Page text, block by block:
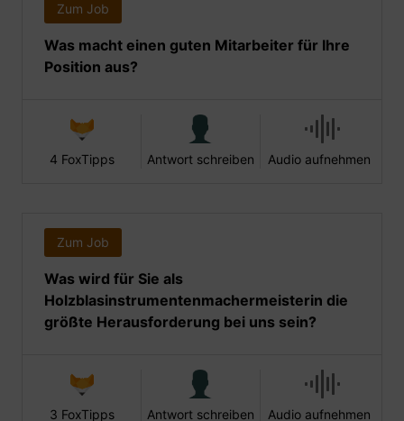
Zum Job
Was macht einen guten Mitarbeiter für Ihre
Position aus?
4 FoxTipps Antwort schreiben Audio aufnehmen
Zum Job
Was wird für Sie als
Holzblasinstrumentenmachermeisterin die
größte Herausforderung bei uns sein?
3 FoxTipps Antwort schreiben Audio aufnehmen